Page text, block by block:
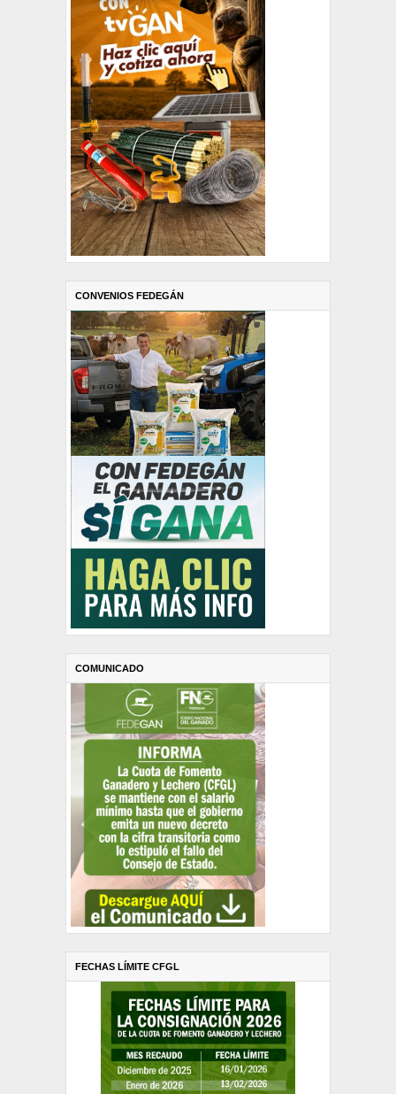
CONVENIOS FEDEGÁN
COMUNICADO
FECHAS LÍMITE CFGL